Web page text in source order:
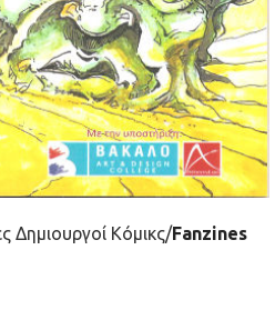
Δημιουργοί Κόμικς Fanzines